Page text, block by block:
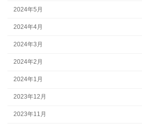
2024年5月
2024年4月
2024年3月
2024年2月
2024年1月
2023年12月
2023年11月